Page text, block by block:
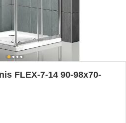
FLEX-7-14 90-98х70-